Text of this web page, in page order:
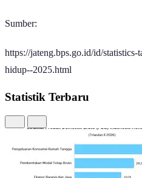
Sumber:
https://jateng.bps.go.id/id/
hidup--2025.html
Statistik Terbaru